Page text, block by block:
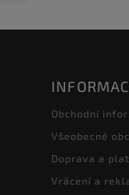
Obchodní
Všeobecné
Doprava a
Vrácení a